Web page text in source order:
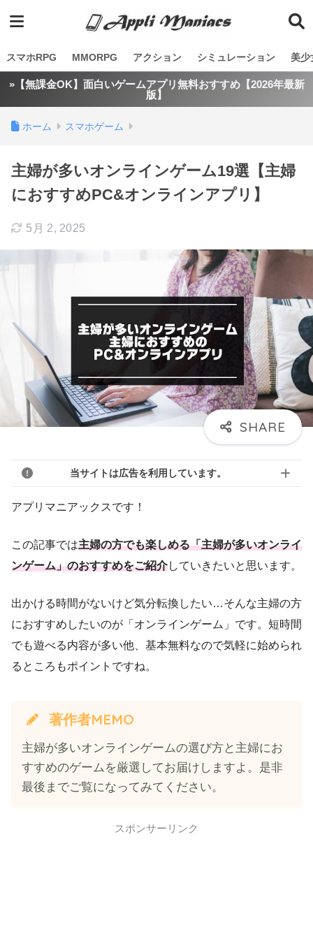
スマホRPG MMORPG アクション シミュレーション 美少
»【無課金OK】面白いゲームアプリ無料おすすめ【2026年最新
版】
ホーム スマホゲーム
主婦が多いオンラインゲーム19選【主婦
におすすめPC&オンラインアプリ】
5月 2, 2025
当サイトは広告を利用しています。
アプリマニアックスです！
この記事では主婦の方でも楽しめる「主婦が多いオンライ
ンゲーム」のおすすめをご紹介していきたいと思います。
出かける時間がないけど気分転換したい…そんな主婦の方
におすすめしたいのが「オンラインゲーム」です。短時間
でも遊べる内容が多い他、基本無料なので気軽に始められ
るところもポイントですね。
著作者MEMO
主婦が多いオンラインゲームの選び方と主婦にお
すすめのゲームを厳選してお届けしますよ。是非
最後までご覧になってみてください。
スポンサーリンク